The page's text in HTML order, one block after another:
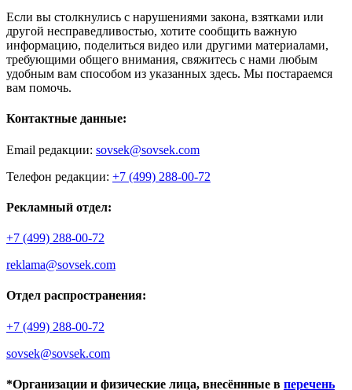
Если вы столкнулись с нарушениями закона, взятками или
другой несправедливостью, хотите сообщить важную
информацию, поделиться видео или другими материалами,
требующими общего внимания, свяжитесь с нами любым
удобным вам способом из указанных здесь. Мы постараемся
вам помочь.
Контактные данные:
Email редакции: sovsek@sovsek.com
Телефон редакции: +7 (499) 288-00-72
Рекламный отдел:
+7 (499) 288-00-72
reklama@sovsek.com
Отдел распространения:
+7 (499) 288-00-72
sovsek@sovsek.com
*Организации и физические лица, внесённные в перечень